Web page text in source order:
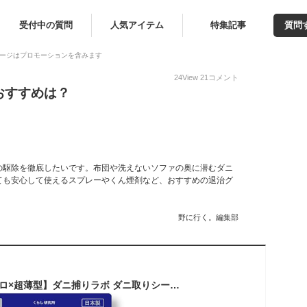
受付中の質問 人気アイテム 特集記事 質問
ジはプロモーションを含みます
24View 21 コメント
すめは？
除を徹底したいです。布団や洗えないソファの奥に潜むダニ
安心して使えるスプレーやくん煙剤など、おすすめの退治グ
野に行く。編集部
【日本製×殺虫成分ゼロ×超薄型】ダニ捕りラボ ダニ取りシート 3枚入り 3か月持続 駆除 退治 虫除け 犬用ノミ・ダニ取り器具